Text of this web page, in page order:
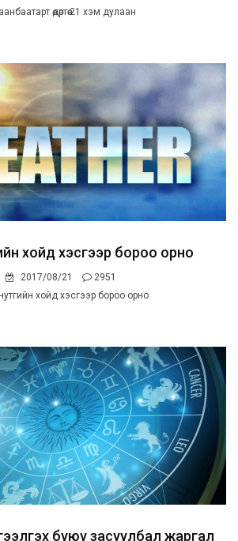
өдөртөө 21 хэм дулаан
хойд хэсгээр бороо орно
2017/08/21
2951
нутгийн хойд хэсгээр бороо орно
буюу засуулбал жаргал